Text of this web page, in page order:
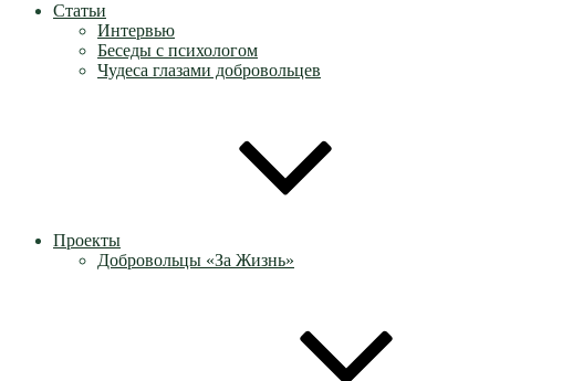
Статьи
Интервью
Беседы с психологом
Чудеса глазами добровольцев
Проекты
Добровольцы «За Жизнь»